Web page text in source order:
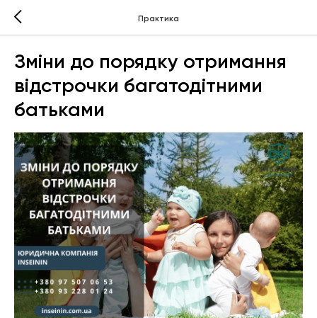
Практика
Зміни до порядку отримання
відстрочки багатодітними
батьками